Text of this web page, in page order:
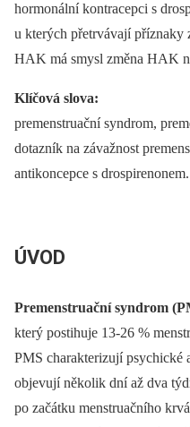
hormonální kontracepci s
u kterých přetrvávají
HAK má smysl změna HAK
Klíčová slova:
premenstruační syndrom,
dotazník na závažnost
antikoncepce s drospirenonem.
ÚVOD
Premenstruační syndrom
který postihuje 13-26 %
PMS charakterizují psychické
objevují několik dní až dva
po začátku menstruačního